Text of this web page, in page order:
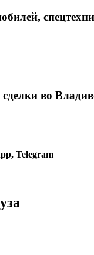
во
Telegram